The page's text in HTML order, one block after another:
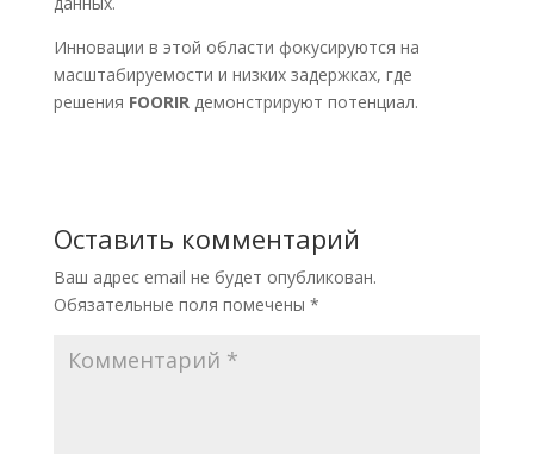
Инновации в этой области фокусируются на
масштабируемости и низких задержках, где
решения FOORIRдемонстрируют потенциал.
Оставить комментарий
Ваш адрес email не будет опубликован.
Обязательные поля помечены *